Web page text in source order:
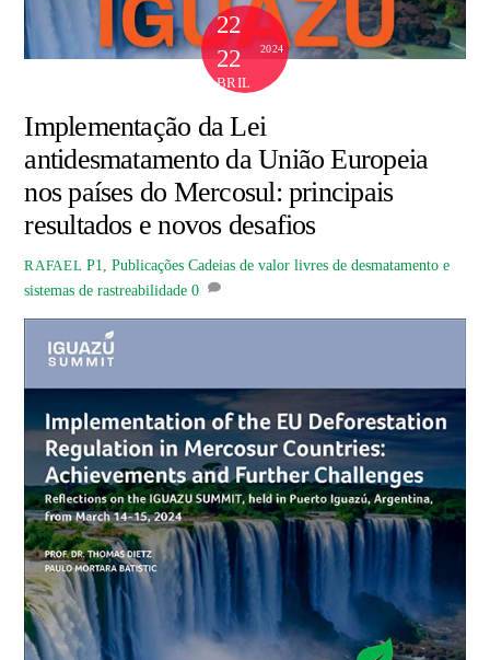
22
22
ABRIL
2024
Implementação da Lei
antidesmatamento da União Europeia
nos países do Mercosul: principais
resultados e novos desafios
RAFAEL P1 ,Publicações Cadeias de valor livres de desmatamento e
sistemas de rastreabilidade 0